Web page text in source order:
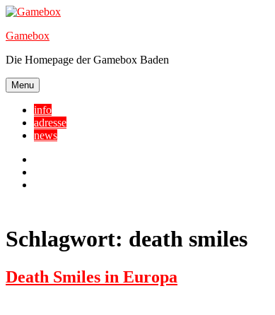
Skip
content
Gamebox
Die Homepage der Gamebox Baden
Menu
info
adresse
news
Schlagwort: death smiles
Death Smiles in Europa